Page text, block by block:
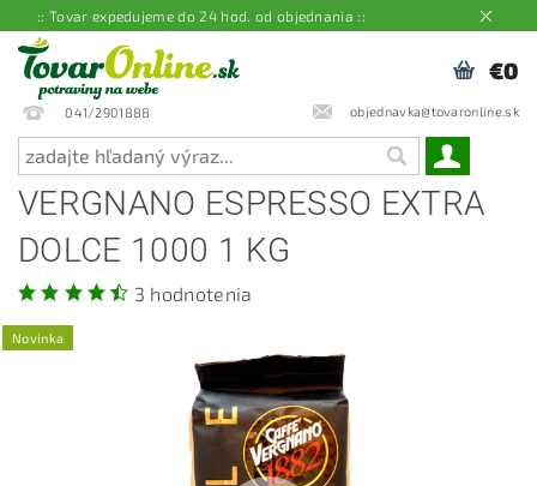
:: Tovar expedujeme do 24 hod. od objednania ::
041/2901888 objednavka@tovaronline.sk
€0
VERGNANO ESPRESSO EXTRA
DOLCE 1000 1 KG
3 hodnotenia
Novinka